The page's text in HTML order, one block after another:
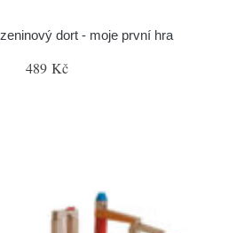
dort - moje první hra
489 Kč